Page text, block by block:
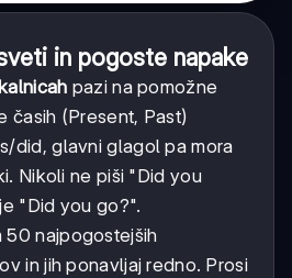
in pogoste napake
pazi na pomožne
časih (Present, Past)
did, glavni glagol pa mora
Nikoli ne piši "Did you
"Did you go?".
50 najpogostejših
in jih ponavljaj redno. Prosi